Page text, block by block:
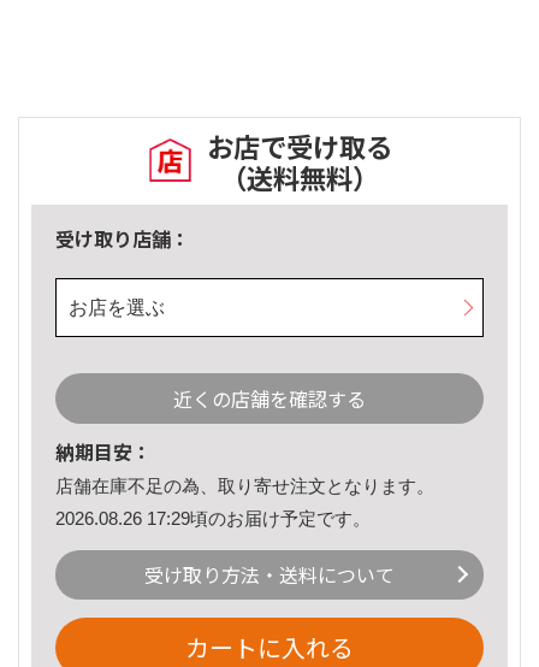
お店で受け取る
（送料無料）
受け取り店舗：
お店を選ぶ
近くの店舗を確認する
納期目安：
店舗在庫不足の為、取り寄せ注文となります。
2026.08.26 17:29頃のお届け予定です。
受け取り方法・送料について
カートに入れる